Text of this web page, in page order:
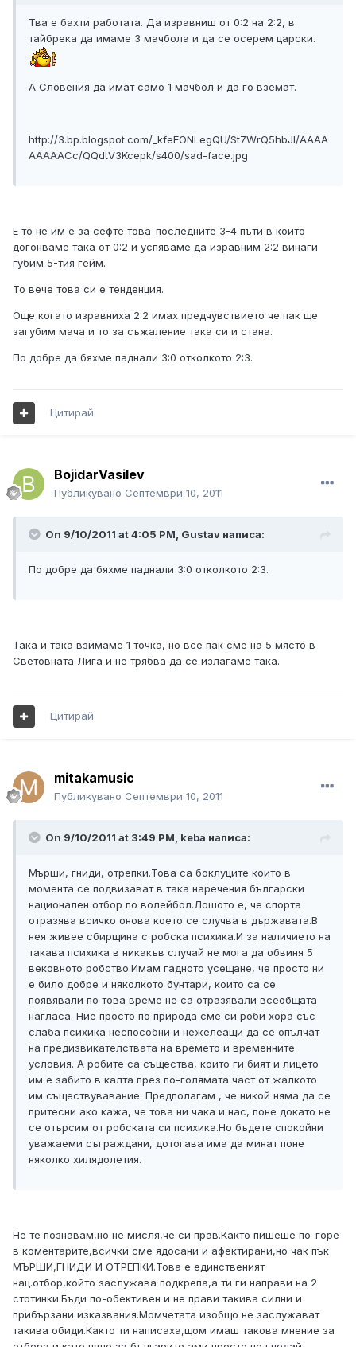
Тва е бахти работата. Да изравниш от 0:2 на 2:2, в
тайбрека да имаме 3 мачбола и да се осерем царски.
А Словения да имат само 1 мачбол и да го вземат.
http://3.bp.blogspot.com/_kfeEONLegQU/St7WrQ5hbJI/AAAA
AAAAACc/QQdtV3Kcepk/s400/sad-face.jpg
Е то не им е за сефте това-последните 3-4 пъти в които
догонваме така от 0:2 и успяваме да изравним 2:2 винаги
губим 5-тия гейм.
То вече това си е тенденция.
Още когато изравниха 2:2 имах предчувствието че пак ще
загубим мача и то за съжаление така си и стана.
По добре да бяхме паднали 3:0 отколкото 2:3.
Цитирай
BojidarVasilev
Публикувано Септември 10, 2011
On 9/10/2011 at 4:05 PM, Gustav написа:
По добре да бяхме паднали 3:0 отколкото 2:3.
Така и така взимаме 1 точка, но все пак сме на 5 място в
Световната Лига и не трябва да се излагаме така.
Цитирай
mitakamusic
Публикувано Септември 10, 2011
On 9/10/2011 at 3:49 PM, keba написа:
Мърши, гниди, отрепки.Това са боклуците които в
момента се подвизават в така наречения български
национален отбор по волейбол.Лошото е, че спорта
отразява всичко онова което се случва в държавата.В
нея живее сбирщина с робска психика.И за наличието на
такава психика в никакъв случай не мога да обвиня 5
вековното робство.Имам гадното усещане, че просто ни
е било добре и няколкото бунтари, които са се
появявали по това време не са отразявали всеобщата
нагласа. Ние просто по природа сме си роби хора със
слаба психика неспособни и нежелеащи да се опълчат
на предизвикателствата на времето и временните
условия. А робите са същества, които ги бият и лицето
им е забито в калта през по-голямата част от жалкото
им съществувавание. Предполагам , че никой няма да се
притесни ако кажа, че това ни чака и нас, поне докато не
се отърсим от робската си психика.Но бъдете спокойни
уважаеми съграждани, дотогава има да минат поне
няколко хилядолетия.
Не те познавам,но не мисля,че си прав.Както пишеше по-горе
в коментарите,всички сме ядосани и афектирани,но чак пък
МЪРШИ,ГНИДИ И ОТРЕПКИ.Това е единственият
нац.отбор,който заслужава подкрепа,а ти ги направи на 2
стотинки.Бъди по-обективен и не прави такива силни и
прибързани изказвания.Момчетата изобщо не заслужават
такива обиди.Както ти написаха,щом имаш такова мнение за